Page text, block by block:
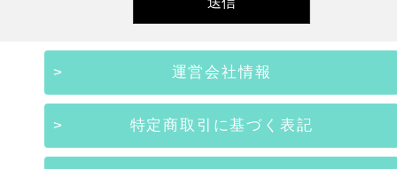
運営会社情報
特定商取引に基づく表記